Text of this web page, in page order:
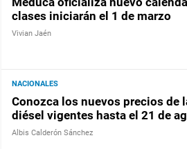
clases iniciarán el 1 de marzo
Vivian Jaén
NACIONALES
Conozca los nuevos precios de
diésel vigentes hasta el 21 de
Albis Calderón Sánchez